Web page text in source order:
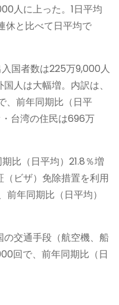
人に上った。1日平均
休と比べて日平均で
国者数は225万9,000人
人は大幅増。内訳は、
、前年同期比（日平
台湾の住民は696万
比（日平均）21.8％増
ビザ）免除措置を利用
年同期比（日平均）
の交通手段（航空機、船
回で、前年同期比（日